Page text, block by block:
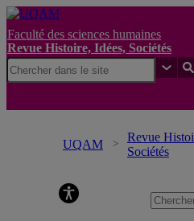
Faculté des sciences humaines
Revue Histoire, Idées, Sociétés
UQAM
Revue
Sociétés